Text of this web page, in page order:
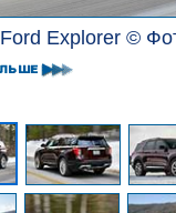
Ford Explorer ©